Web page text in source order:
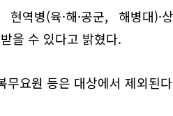
병(육·해·공군, 해병대)·상
을 수 있다고 밝혔다.
무요원 등은 대상에서 제외된